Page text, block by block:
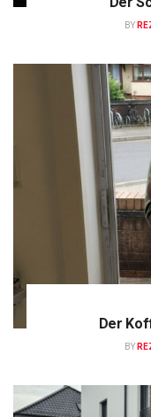
BY
Der
BY